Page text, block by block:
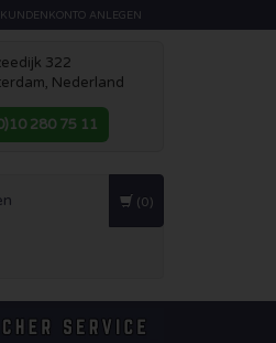
KUNDENKONTO ANLEGEN
322
Nederland
280 75 11
(0)